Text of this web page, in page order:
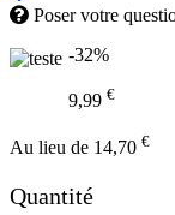
Poser votre
-32%
9,99 €
Au lieu de 14,70 €
Quantité